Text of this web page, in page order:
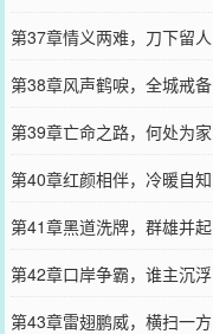
第37章情义两难，刀下留人
第38章风声鹤唳，全城戒备
第39章亡命之路，何处为家
第40章红颜相伴，冷暖自知
第41章黑道洗牌，群雄并起
第42章口岸争霸，谁主沉浮
第43章雷翅鹏威，横扫一方